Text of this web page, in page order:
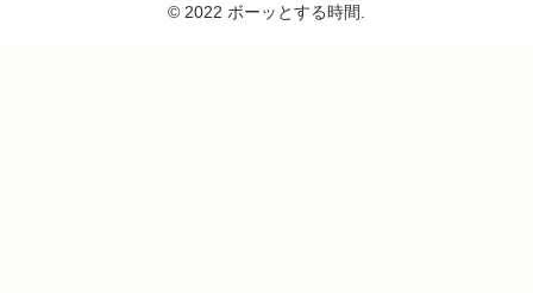
© 2022 ボーッとする時間.